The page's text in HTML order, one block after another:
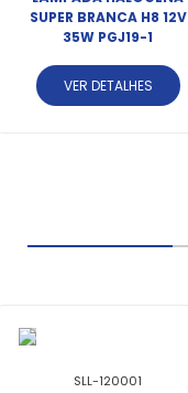
SUPER BRANCA H8 12V
35W PGJ19-1
VER DETALHES
SLL-120001